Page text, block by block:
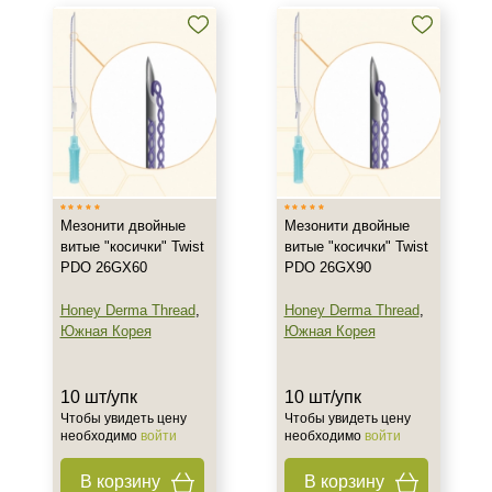
Лифтинг
Стимуляция коллагена
Объём
Ингредиенты
Процедура
Мезонити двойные
витые "косички" Twist
PDO 26GX60
Honey Derma Thread,
Южная Корея
10 шт/упк
Чтобы увидеть цену
необходимо войти
В корзину
Мезонити двойные
витые "косички" Twist
PDO 26GX90
Honey Derma Thread,
Южная Корея
10 шт/упк
Чтобы увидеть цену
необходимо войти
В корзину